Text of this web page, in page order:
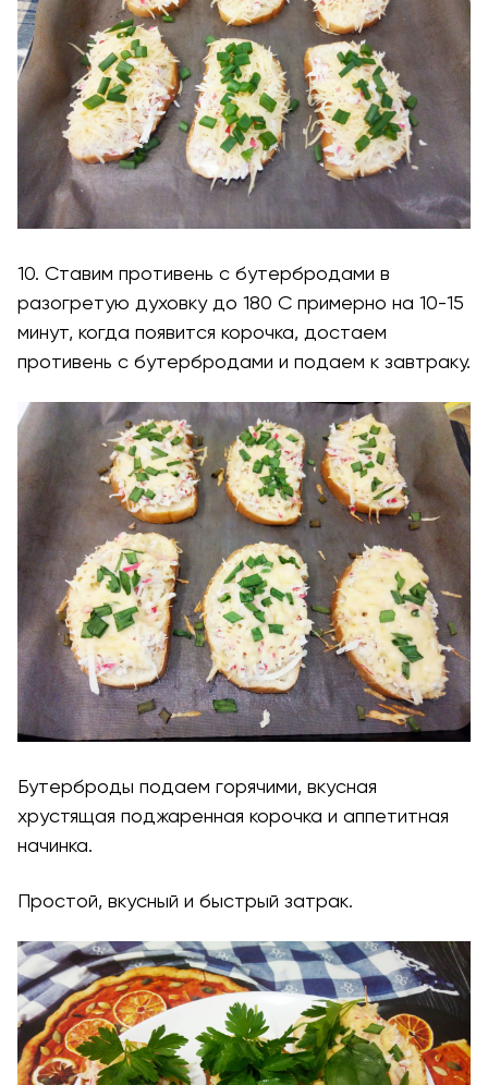
10. Ставим противень с бутербродами в
разогретую духовку до 180 С примерно на 10-15
минут, когда появится корочка, достаем
противень с бутербродами и подаем к завтраку.
Бутерброды подаем горячими, вкусная
хрустящая поджаренная корочка и аппетитная
начинка.
Простой, вкусный и быстрый затрак.